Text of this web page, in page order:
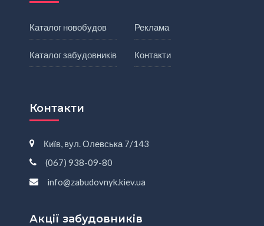
Каталог новобудов
Каталог забудовників
Реклама
Контакти
Контакти
Київ, вул. Олевська 7/143
(067) 938-09-80
info@zabudovnyk.kiev.ua
Акції забудовників